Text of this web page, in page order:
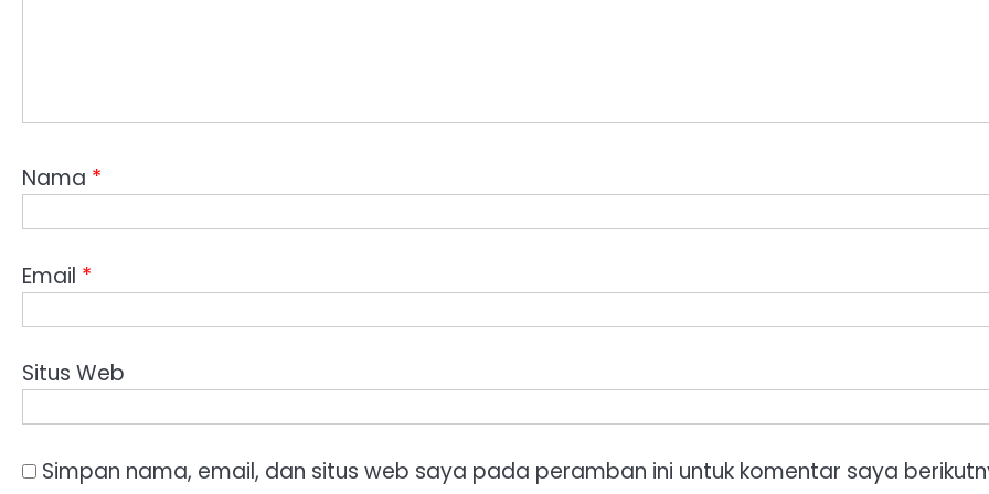
Nama *
Email *
Situs Web
Simpan nama, email, dan situs web saya pada peramban ini untuk komentar saya